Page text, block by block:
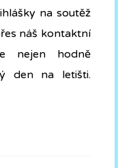
na soutěž
náš kontaktní
nejen hodně
den na letišti.